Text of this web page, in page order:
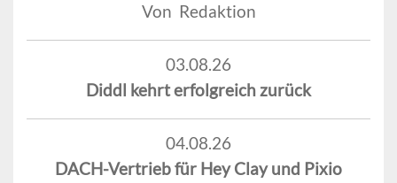
Von Redaktion
03.08.26
Diddl kehrt erfolgreich zurück
04.08.26
DACH-Vertrieb für Hey Clay und Pixio